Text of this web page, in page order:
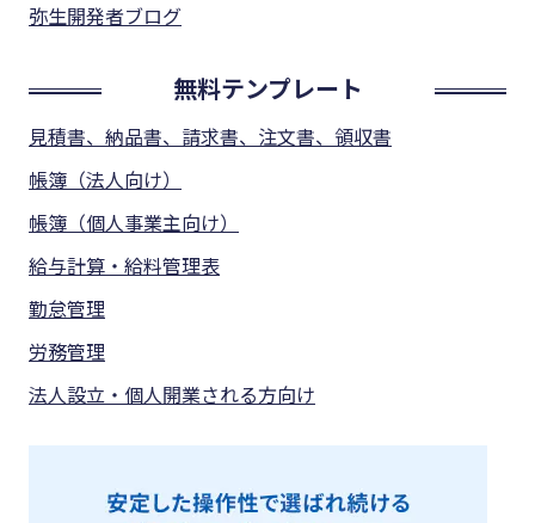
弥生開発者ブログ
無料テンプレート
見積書、納品書、請求書、注文書、領収書
帳簿（法人向け）
帳簿（個人事業主向け）
給与計算・給料管理表
勤怠管理
労務管理
法人設立・個人開業される方向け